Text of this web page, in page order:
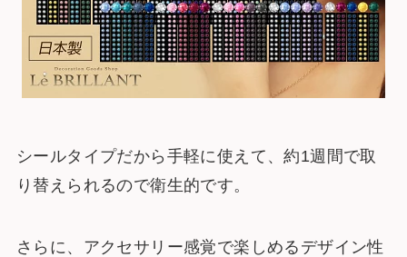
シールタイプだから手軽に使えて、約1週間で取
り替えられるので衛生的です。
さらに、アクセサリー感覚で楽しめるデザイン性